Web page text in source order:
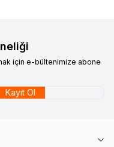
için e-bültenimize abone
Kayıt Ol